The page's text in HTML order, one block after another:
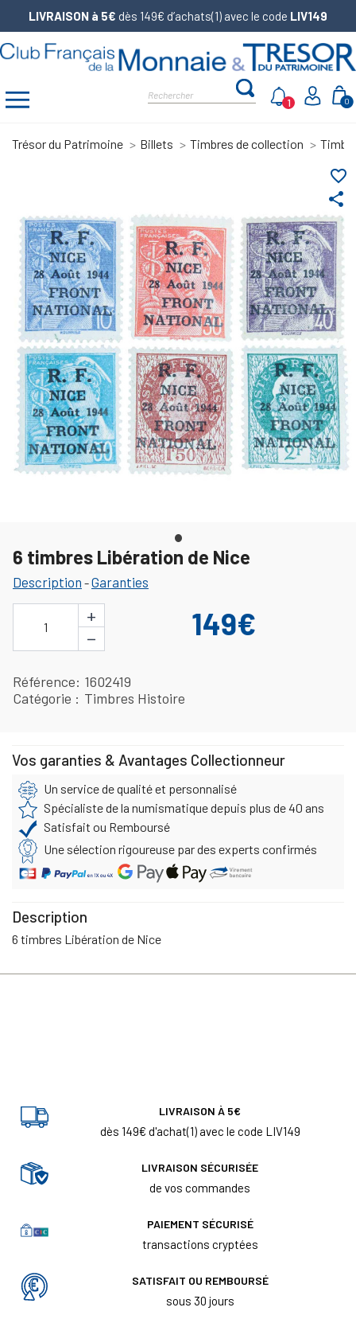
LIVRAISON à 5€ dès 149€ d’achats(1) avec le code LIV149
0
1
Trésor du Patrimoine Billets Timbres de collection
share
favorite_border
6 timbres Libération de Nice
Description -Garanties
1
+
−
149€
Référence 1602419
Catégorie
Timbres Histoire
Vos garanties & Avantages Collectionneur
Un service de qualité et personnalisé
Spécialiste de la numismatique depuis plus de 40 ans
Satisfait ou Remboursé
Une sélection rigoureuse par des experts confirmés
Description
6 timbres Libération de Nice
LIVRAISON À 5€
dès 149€ d'achat(1) avec le code LIV149
LIVRAISON SÉCURISÉE
de vos commandes
PAIEMENT SÉCURISÉ
transactions cryptées
SATISFAIT OU REMBOURSÉ
sous 30 jours